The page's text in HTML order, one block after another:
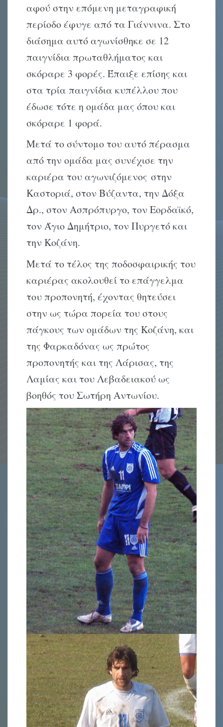
αφού στην επόμενη μεταγραφική
περίοδο έφυγε από τα Γιάννινα. Στο
διάσημα αυτό αγωνίσθηκε σε 12
παιγνίδια πρωταθλήματος και
σκόραρε 3 φορές. Έπαιξε επίσης και
στα τρία παιγνίδια κυπέλλου που
έδωσε τότε η ομάδα μας όπου και
σκόραρε 1 φορά.
Μετά το σύντομο του αυτό πέρασμα
από την ομάδα μας συνέχισε την
καριέρα του αγωνιζόμενος στην
Καστοριά, στον Βύζαντα, την Δόξα
Δρ., στον Ασπρόπυργο, τον Εορδαϊκό,
τον Άγιο Δημήτριο, τον Πυργετό και
την Κοζάνη.
Μετά το τέλος της ποδοσφαιρικής του
καριέρας ακολουθεί το επάγγελμα
του προπονητή, έχοντας θητεύσει
στην ως τώρα πορεία του στους
πάγκους των ομάδων της Κοζάνη, και
της Φαρκαδόνας ως πρώτος
προπονητής και της Λάρισας, της
Λαμίας και του Λεβαδειακού ως
βοηθός του Σωτήρη Αντωνίου.